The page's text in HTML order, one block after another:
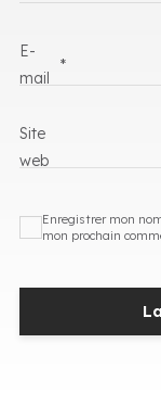
E-
mail
*
Site
web
Enregistrer mon
mon prochain